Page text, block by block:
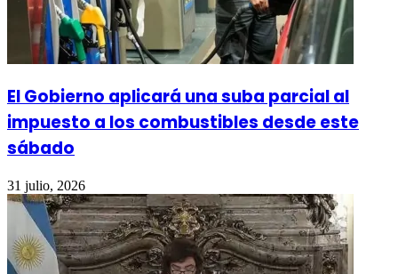
El Gobierno aplicará una suba parcial al
impuesto a los combustibles desde este
sábado
31 julio, 2026